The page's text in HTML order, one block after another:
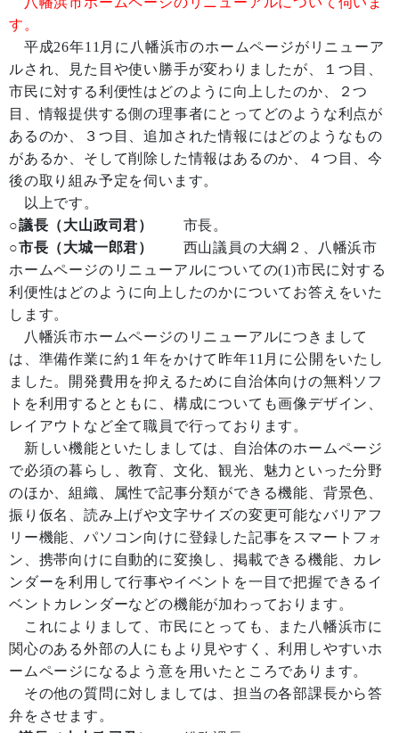
す。
平成26年11月に八幡浜市のホームページがリニューア
ルされ、見た目や使い勝手が変わりましたが、１つ目、
市民に対する利便性はどのように向上したのか、２つ
目、情報提供する側の理事者にとってどのような利点が
あるのか、３つ目、追加された情報にはどのようなもの
があるか、そして削除した情報はあるのか、４つ目、今
後の取り組み予定を伺います。
以上です。
○議長（大山政司君）
市長。
○市長（大城一郎君）
西山議員の大綱２、八幡浜市
ホームページのリニューアルについての(1)市民に対する
利便性はどのように向上したのかについてお答えをいた
します。
八幡浜市ホームページのリニューアルにつきまして
は、準備作業に約１年をかけて昨年11月に公開をいたし
ました。開発費用を抑えるために自治体向けの無料ソフ
トを利用するとともに、構成についても画像デザイン、
レイアウトなど全て職員で行っております。
新しい機能といたしましては、自治体のホームページ
で必須の暮らし、教育、文化、観光、魅力といった分野
のほか、組織、属性で記事分類ができる機能、背景色、
振り仮名、読み上げや文字サイズの変更可能なバリアフ
リー機能、パソコン向けに登録した記事をスマートフォ
ン、携帯向けに自動的に変換し、掲載できる機能、カレ
ンダーを利用して行事やイベントを一目で把握できるイ
ベントカレンダーなどの機能が加わっております。
これによりまして、市民にとっても、また八幡浜市に
関心のある外部の人にもより見やすく、利用しやすいホ
ームページになるよう意を用いたところであります。
その他の質問に対しましては、担当の各部課長から答
弁をさせます。